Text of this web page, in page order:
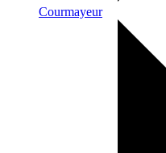
Courmayeur